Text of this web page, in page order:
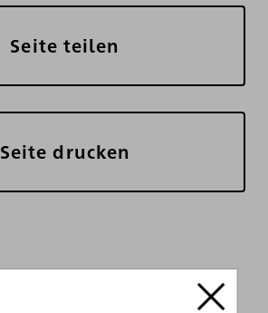
Seite teilen
Seite drucken